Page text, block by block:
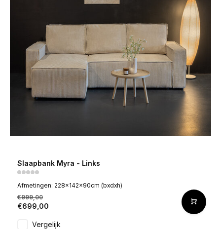
Slaapbank Myra - Links
Afmetingen: 228x142x90cm (bxdxh)
€999,00
€699,00
Vergelijk